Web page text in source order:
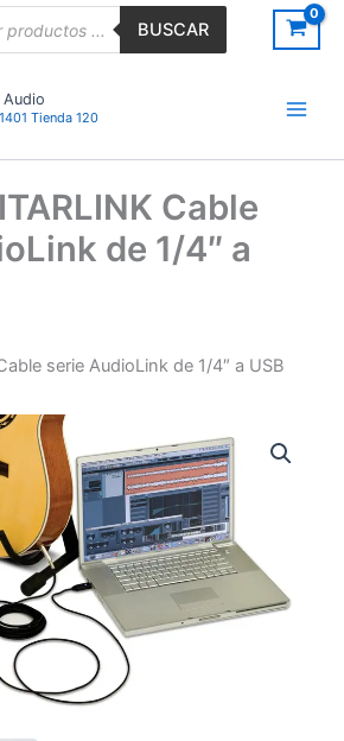
BUSCAR
Audio
Tienda 120
Cable
de 1/4″ a
serie AudioLink de 1/4″ a USB